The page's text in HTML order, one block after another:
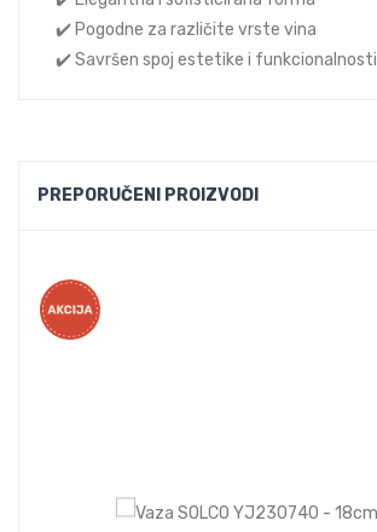
✔️ Pogodne za različite vrste vina
✔️ Savršen spoj estetike i funkcionalnosti
PREPORUČENI PROIZVODI